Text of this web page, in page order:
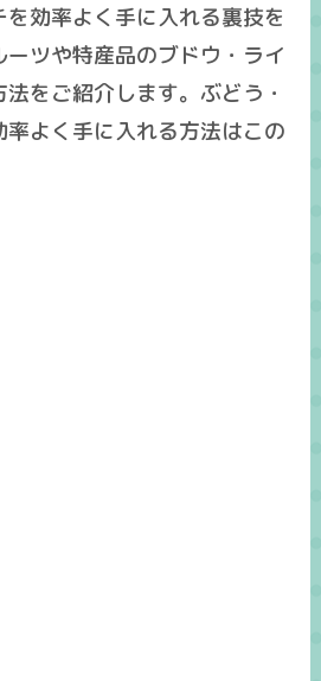
効率よく手に入れる裏技を
ツや特産品のブドウ・ライ
をご紹介します。ぶどう・
率よく手に入れる方法はこの